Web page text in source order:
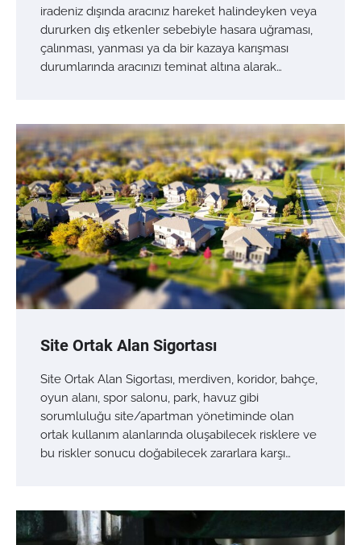
iradeniz dışında aracınız hareket halindeyken veya
dururken dış etkenler sebebiyle hasara uğraması,
çalınması, yanması ya da bir kazaya karışması
durumlarında aracınızı teminat altına alarak…
Site Ortak Alan Sigortası
Site Ortak Alan Sigortası, merdiven, koridor, bahçe,
oyun alanı, spor salonu, park, havuz gibi
sorumluluğu site/apartman yönetiminde olan
ortak kullanım alanlarında oluşabilecek risklere ve
bu riskler sonucu doğabilecek zararlara karşı…